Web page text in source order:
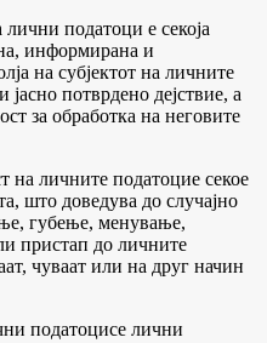
лични податоци е секоја
информирана и
на субјектот на личните
јасно потврдено дејствие, а
за обработка на неговите
на личните податоцие секое
што доведува до случајно
губење, менување,
пристап до личните
чуваат или на друг начин
податоцисе лични